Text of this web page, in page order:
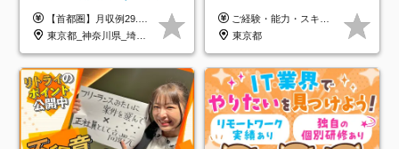
属/月収例29.5万円/Web面接
1回/SE
【首都圏】月収例29.5万円（月給26万円＋諸手当） 【東海・関西】月収例28.5万円（月給25万円＋諸手当） 【九州】月収例26万円（月給23万円＋諸手当） ※経験・スキル・前職給与を踏まえ、総合的に判断して決定します。 例：首都圏 月収例31万円（月給27万円＋諸手当） ◆各種手当 ・通勤手当（上限4万円まで） ・残業代手当（1分単位で全額支給） ※固定残業代制は採用しておりません ・深夜勤務手当 ・資格取得支援（ランクに応じてお祝い金1万円～10万円を支給） ◆昇給：年1回 ◆補足 ・研修中1ヶ月間は、時給1670円となります。 ・試用期間6ヶ月あり。その間の待遇に変更はありません。 ※詳細は面接時にご案内します。
東京都_神奈川県_埼玉県_千葉県_大阪府_愛知県_兵庫県_京都府_福岡県
ご経験・能力・スキル等により、当社基準にて優遇・相談のうえ決定いたします。
東京都